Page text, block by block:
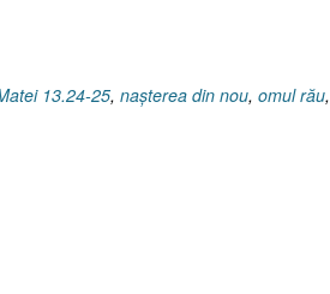
13.24-25, naşterea din nou, omul rău,